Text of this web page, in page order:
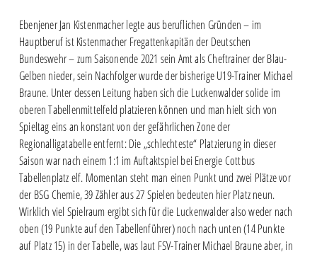
Ebenjener Jan Kistenmacher legte aus beruflichen Gründen – im
Hauptberuf ist Kistenmacher Fregattenkapitän der Deutschen
Bundeswehr – zum Saisonende 2021 sein Amt als Cheftrainer der Blau-
Gelben nieder, sein Nachfolger wurde der bisherige U19-Trainer Michael
Braune. Unter dessen Leitung haben sich die Luckenwalder solide im
oberen Tabellenmittelfeld platzieren können und man hielt sich von
Spieltag eins an konstant von der gefährlichen Zone der
Regionalligatabelle entfernt: Die „schlechteste“ Platzierung in dieser
Saison war nach einem 1:1 im Auftaktspiel bei Energie Cottbus
Tabellenplatz elf. Momentan steht man einen Punkt und zwei Plätze vor
der BSG Chemie, 39 Zähler aus 27 Spielen bedeuten hier Platz neun.
Wirklich viel Spielraum ergibt sich für die Luckenwalder also weder nach
oben (19 Punkte auf den Tabellenführer) noch nach unten (14 Punkte
auf Platz 15) in der Tabelle, was laut FSV-Trainer Michael Braune aber, in